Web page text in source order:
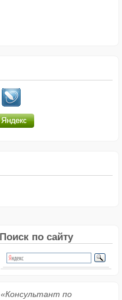
Поиск по сайту
«Консультант по